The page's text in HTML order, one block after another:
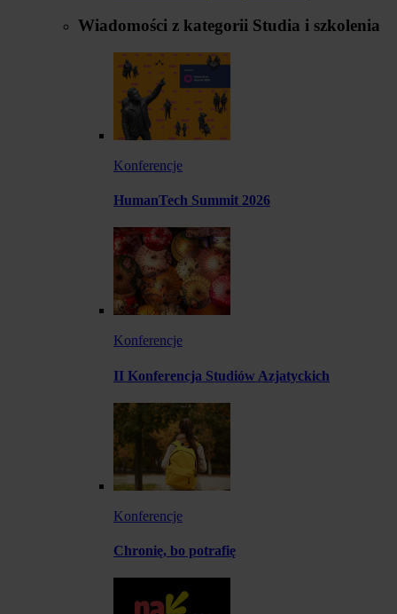
Wiadomości z kategorii Studia i szkolenia
Konferencje
HumanTech Summit 2026
Konferencje
II Konferencja Studiów Azjatyckich
Konferencje
Chronię, bo potrafię